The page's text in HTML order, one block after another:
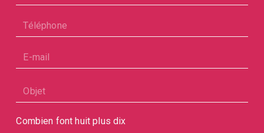
Combien font huit plus dix